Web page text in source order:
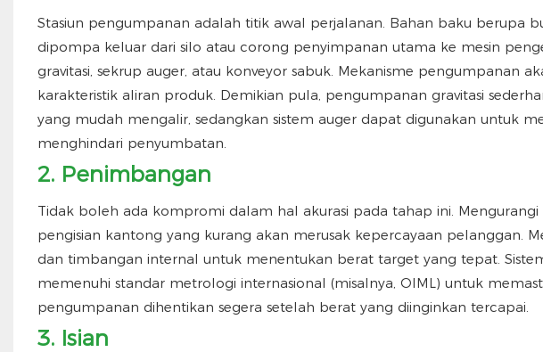
Stasiun pengumpanan adalah titik awal perjalanan. Bahan baku berupa
dipompa keluar dari silo atau corong penyimpanan utama ke mesin
gravitasi, sekrup auger, atau konveyor sabuk. Mekanisme pengumpanan
karakteristik aliran produk. Demikian pula, pengumpanan gravitasi
yang mudah mengalir, sedangkan sistem auger dapat digunakan untuk
menghindari penyumbatan.
2. Penimbangan
Tidak boleh ada kompromi dalam hal akurasi pada tahap ini.
pengisian kantong yang kurang akan merusak kepercayaan pelanggan.
dan timbangan internal untuk menentukan berat target yang tepat.
memenuhi standar metrologi internasional (misalnya, OIML) untuk
pengumpanan dihentikan segera setelah berat yang diinginkan tercapai.
3. Isian